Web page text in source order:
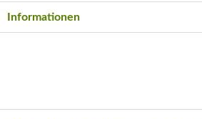
Informationen